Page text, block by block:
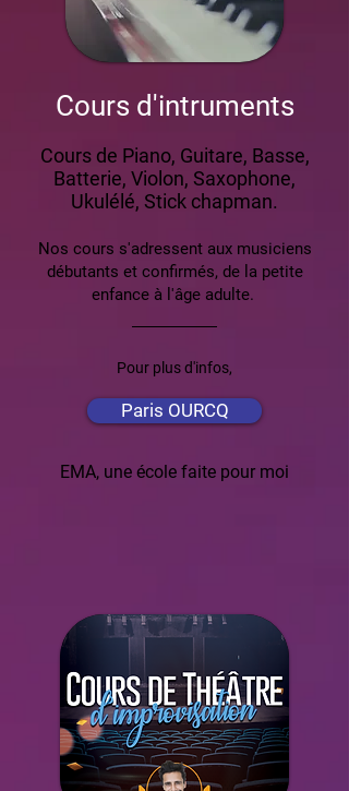
Cours d'intruments
Cours de Piano, Guitare, Basse,
Batterie, Violon, Saxophone,
Ukulélé, Stick chapman.
Nos cours s'adressent aux musiciens
débutants et confirmés, de la petite
enfance à l'âge adulte.
Pour plus d'infos,
Paris OURCQ
EMA, une école faite pour moi